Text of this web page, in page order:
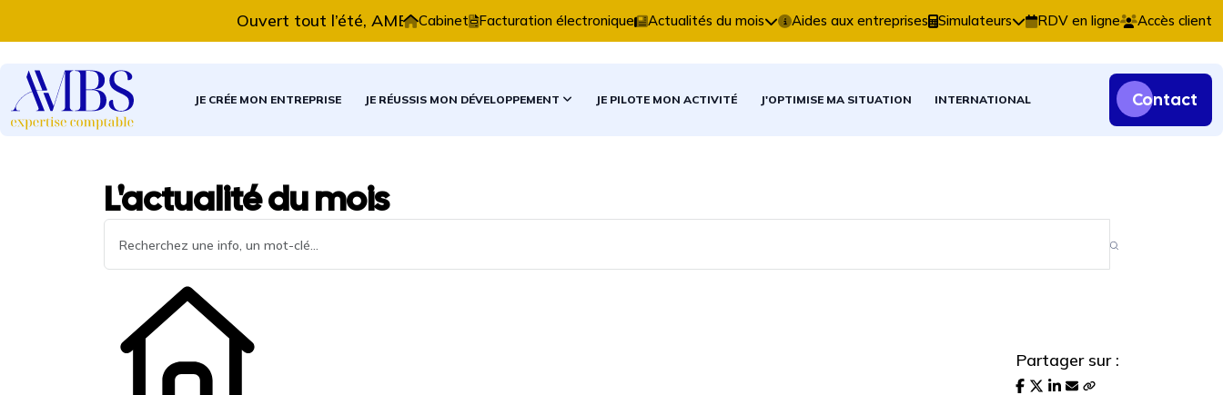
Ouvert tout l’été, AMBS Expertise Comptable vous accompagne dans vos décisions comptables, fiscales et patrimoniales.
Cabinet Facturation électronique Actualités du mois Aides aux entreprises Simulateurs RDV en ligne Accès client
JE CRÉE MON ENTREPRISE JE RÉUSSIS MON DÉVELOPPEMENT JE PILOTE MON ACTIVITÉ J'OPTIMISE MA SITUATION INTERNATIONAL Contact
L'actualité du mois
Partager sur :